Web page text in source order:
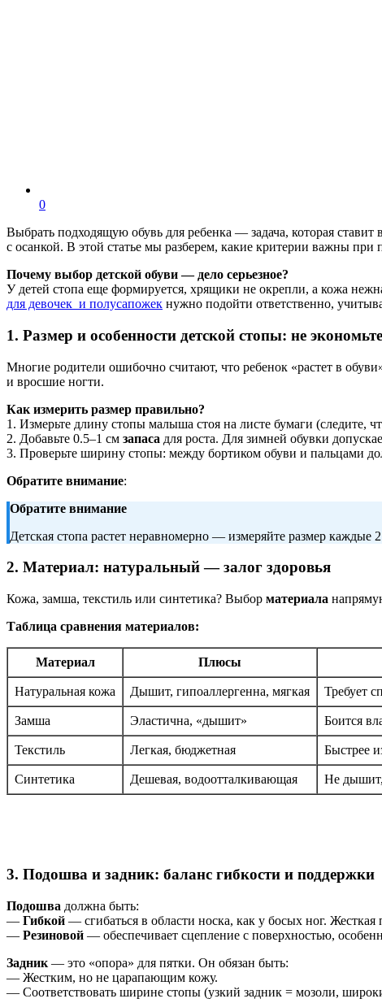
0
Выбрать подходящую обувь для ребенка — задача, которая
с осанкой. В этой статье мы разберем, какие критерии важны
Почему выбор детской обуви — дело серьезное?
У детей стопа еще формируется, хрящики не окрепли, а кожа
для девочек и полусапожек нужно подойти ответственно,
1. Размер и особенности детской стопы: не
Многие родители ошибочно считают, что ребенок «растет в
и вросшие ногти.
Как измерить размер правильно?
1. Измерьте длину стопы малыша стоя на листе бумаги (следите,
2. Добавьте 0.5–1 см запаса для роста. Для зимней обувки
3. Проверьте ширину стопы: между бортиком обуви и пальцами
Обратите внимание:
Обратите внимание
Детская стопа растет неравномерно — измеряйте размер
2. Материал: натуральный — залог здоровья
Кожа, замша, текстиль или синтетика? Выбор материала
Таблица сравнения материалов:
Материал Плюсы
Натуральная кожа Дышит, гипоаллергенна, мягкая Требует
Замша Эластична, «дышит» Боится
Текстиль Легкая, бюджетная Быстрее
Синтетика Дешевая, водоотталкивающая Не дышит,
3. Подошва и задник: баланс гибкости и поддержки
Подошва должна быть:
— Гибкой — сгибаться в области носка, как у босых ног.
— Резиновой — обеспечивает сцепление с поверхностью,
Задник — это «опора» для пятки. Он обязан быть:
— Жестким, но не царапающим кожу.
— Соответствовать ширине стопы (узкий задник = мозоли,